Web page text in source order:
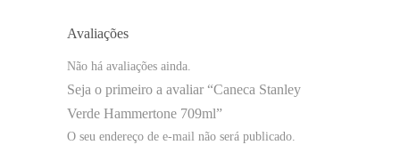
Avaliações
Não há avaliações ainda.
Seja o primeiro a avaliar “Caneca Stanley
Verde Hammertone 709ml”
O seu endereço de e-mail não será publicado.